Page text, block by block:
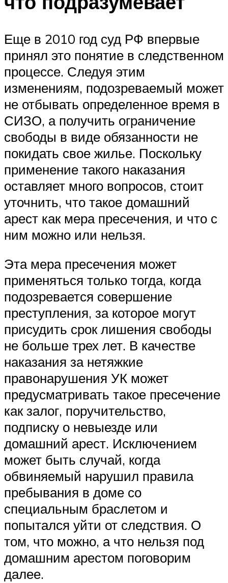
Еще в 2010 год суд РФ впервые
принял это понятие в следственном
процессе. Следуя этим
изменениям, подозреваемый может
не отбывать определенное время в
СИЗО, а получить ограничение
свободы в виде обязанности не
покидать свое жилье. Поскольку
применение такого наказания
оставляет много вопросов, стоит
уточнить, что такое домашний
арест как мера пресечения, и что с
ним можно или нельзя.
Эта мера пресечения может
применяться только тогда, когда
подозревается совершение
преступления, за которое могут
присудить срок лишения свободы
не больше трех лет. В качестве
наказания за нетяжкие
правонарушения УК может
предусматривать такое пресечение
как залог, поручительство,
подписку о невыезде или
домашний арест. Исключением
может быть случай, когда
обвиняемый нарушил правила
пребывания в доме со
специальным браслетом и
попытался уйти от следствия. О
том, что можно, а что нельзя под
домашним арестом поговорим
далее.